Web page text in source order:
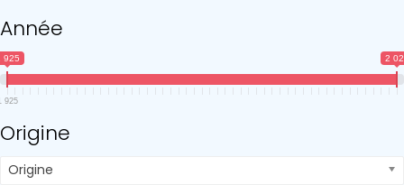
Année
925 2
925
Origine
Origine